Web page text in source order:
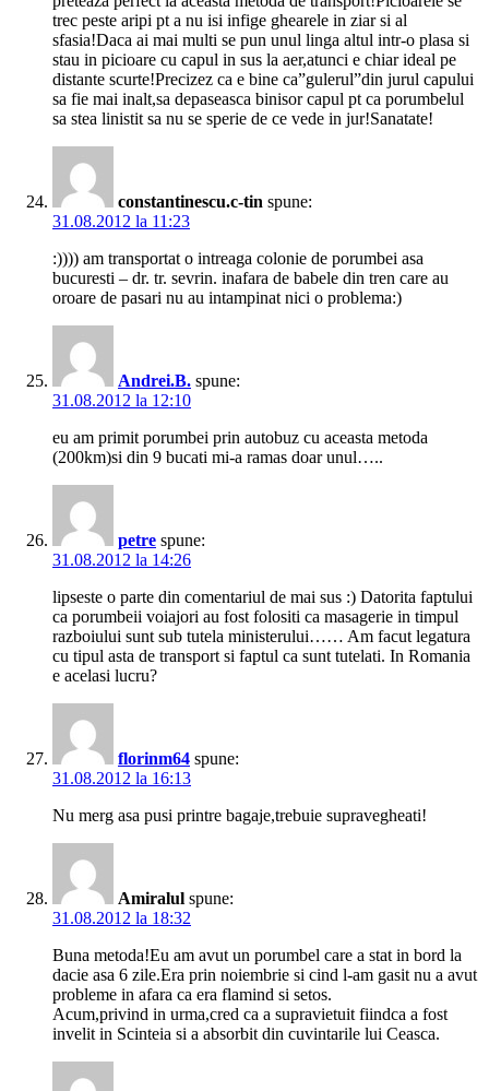
trec peste aripi pt a nu isi infige ghearele in ziar si al
sfasia!Daca ai mai multi se pun unul linga altul intr-o plasa si
stau in picioare cu capul in sus la aer,atunci e chiar ideal pe
distante scurte!Precizez ca e bine ca”gulerul”din jurul capului
sa fie mai inalt,sa depaseasca binisor capul pt ca porumbelul
sa stea linistit sa nu se sperie de ce vede in jur!Sanatate!
constantinescu.c-tin spune:
31.08.2012 la 11:23
:)))) am transportat o intreaga colonie de porumbei asa
bucuresti – dr. tr. sevrin. inafara de babele din tren care au
oroare de pasari nu au intampinat nici o problema:)
Andrei.B. spune:
31.08.2012 la 12:10
eu am primit porumbei prin autobuz cu aceasta metoda
(200km)si din 9 bucati mi-a ramas doar unul…..
petre spune:
31.08.2012 la 14:26
lipseste o parte din comentariul de mai sus :) Datorita faptului
ca porumbeii voiajori au fost folositi ca masagerie in timpul
razboiului sunt sub tutela ministerului…… Am facut legatura
cu tipul asta de transport si faptul ca sunt tutelati. In Romania
e acelasi lucru?
florinm64 spune:
31.08.2012 la 16:13
Nu merg asa pusi printre bagaje,trebuie supravegheati!
Amiralul spune:
31.08.2012 la 18:32
Buna metoda!Eu am avut un porumbel care a stat in bord la
dacie asa 6 zile.Era prin noiembrie si cind l-am gasit nu a avut
probleme in afara ca era flamind si setos.
Acum,privind in urma,cred ca a supravietuit fiindca a fost
invelit in Scinteia si a absorbit din cuvintarile lui Ceasca.